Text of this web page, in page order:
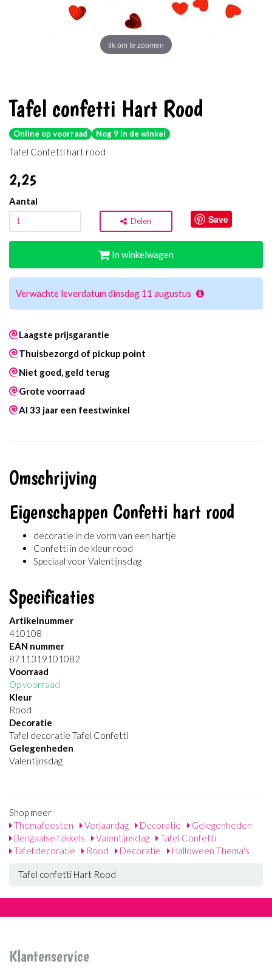
tik om te zoomen
Tafel confetti Hart Rood
Online op voorraad Nog 9 in de winkel
Tafel Confetti hart rood
2,25
Aantal
Delen Save
In winkelwagen
Verwachte leverdatum dinsdag 11 augustus
Laagste prijsgarantie
Thuisbezorgd of pickup point
Niet goed, geld terug
Grote voorraad
Al 33 jaar een feestwinkel
Omschrijving
Eigenschappen Confetti hart rood
decoratie in de vorm van een hartje
Confetti in de kleur rood
Speciaal voor Valentijnsdag
Specificaties
Artikelnummer
410108
EAN nummer
8711319101082
Voorraad
Op voorraad
Kleur
Rood
Decoratie
Tafel decoratie Tafel Confetti
Gelegenheden
Valentijnsdag
Shop meer
Themafeesten
Verjaardag Decoratie
Gelegenheden
Bengaalse fakkels
Valentijnsdag
Tafel Confetti
Tafel decoratie
Rood Decoratie Halloween Thema's
Tafel confetti Hart Rood
Klantenservice